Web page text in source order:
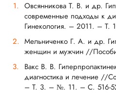
Овсянникова Т. В. и др.
современные подходы к
Гинекология. – 2011. –
Мельниченко Г. А. и др.
женщин и мужчин //
Вакс В. В.
диагностика и лечение //
– Т. 3. – №. 11. – С. 516-